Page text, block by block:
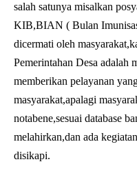
salah satunya misalkan
KIB,BIAN ( Bulan
dicermati oleh
Pemerintahan Desa adalah
memberikan pelayanan
masyarakat,apalagi
notabene,sesuai database
melahirkan,dan ada
disikapi.